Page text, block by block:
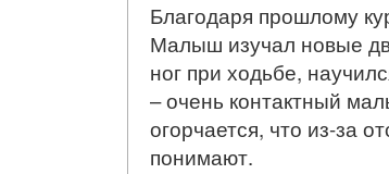
Благодаря прошлому
Малыш изучал новые
ног при ходьбе,
– очень контактный
огорчается, что из-за
понимают.